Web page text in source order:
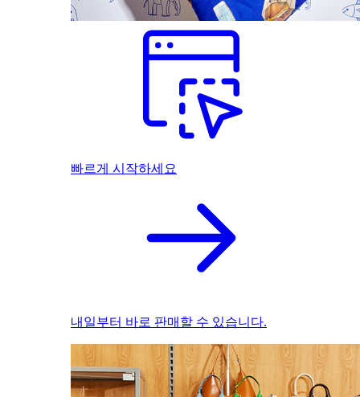
빠르게 시작하세요
내일부터 바로 판매할 수 있습니다.